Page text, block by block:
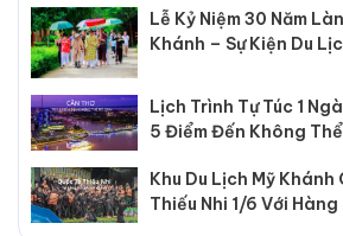
Lễ Kỷ Niệm 30 Năm
Khánh – Sự Kiện Du
Lịch Trình Tự Túc 1
5 Điểm Đến Không
Khu Du Lịch Mỹ
Thiếu Nhi 1/6 Với